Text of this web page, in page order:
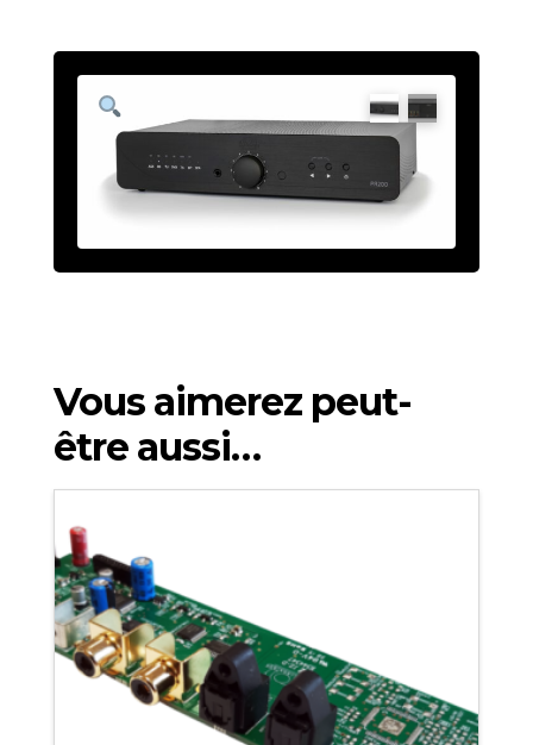
Vous aimerez peut-
être aussi…